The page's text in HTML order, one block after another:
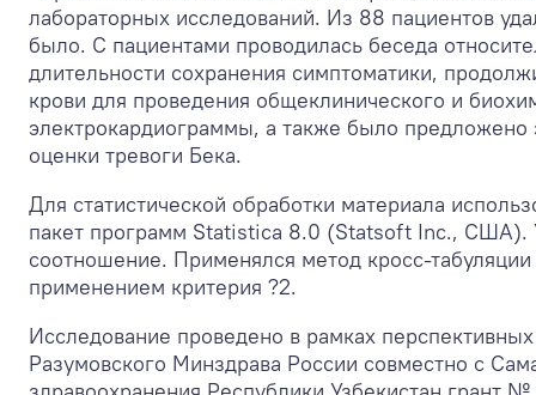
лабораторных исследований. Из 88 пациентов
было. С пациентами проводилась беседа
длительности сохранения симптоматики,
крови для проведения общеклинического и
электрокардиограммы, а также было предложено
оценки тревоги Бека.
Для статистической обработки материала
пакет программ Statisticа 8.0 (Statsoft Inc., США).
соотношение. Применялся метод кросс-
применением критерия ?2.
Исследование проведено в рамках
Разумовского Минздрава России совместно с